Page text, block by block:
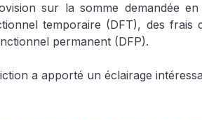
sur la somme demandée
temporaire (DFT), des frais
permanent (DFP).
a apporté un éclairage